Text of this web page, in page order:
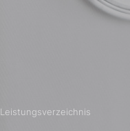
Leistungsverzeichnis